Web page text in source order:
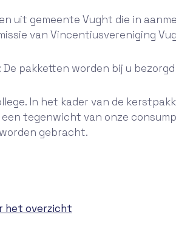
uit gemeente Vught die in
van Vincentiusvereniging
De pakketten worden bij u
In het kader van de
een tegenwicht van onze
gebracht.
het overzicht